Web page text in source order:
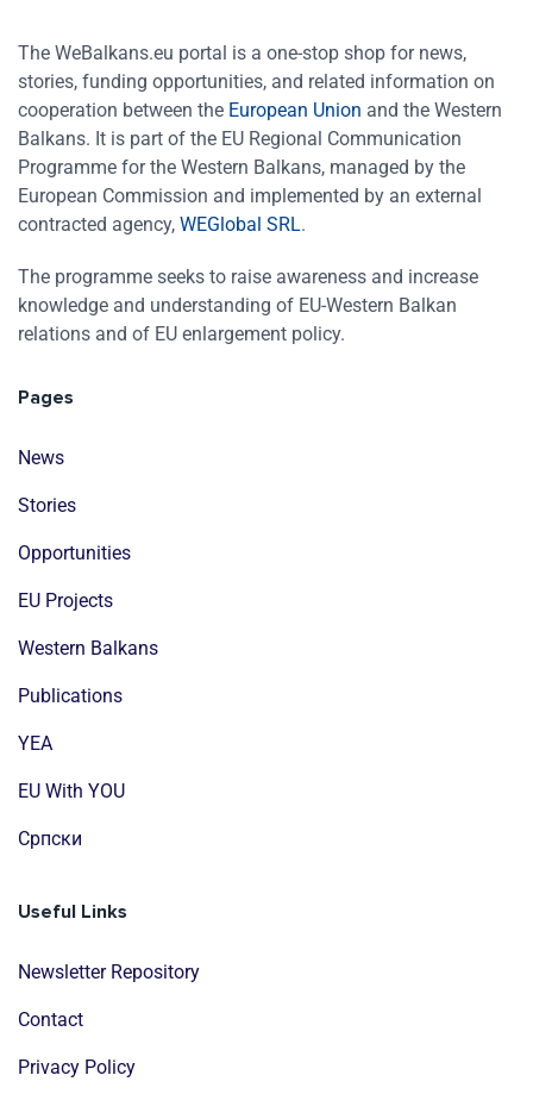
The WeBalkans.eu portal is a one-stop shop for news,
stories, funding opportunities, and related information on
cooperation between the European Union and the Western
Balkans. It is part of the EU Regional Communication
Programme for the Western Balkans, managed by the
European Commission and implemented by an external
contracted agency, WEGlobal SRL.
The programme seeks to raise awareness and increase
knowledge and understanding of EU-Western Balkan
relations and of EU enlargement policy.
Pages
News
Stories
Opportunities
EU Projects
Western Balkans
Publications
YEA
EU With YOU
Cрпски
Useful Links
Newsletter Repository
Contact
Privacy Policy